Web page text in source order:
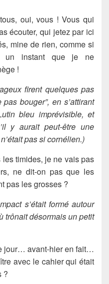
oui, vous ! Vous qui
écouter, qui jetez par ici
mine de rien, comme si
un instant que je ne
!
firent quelques pas
bouger”, en s’attirant
bleu imprévisible, et
y aurait peut-être une
pas si cornélien.)
les timides, je ne vais pas
ne dit-on pas que les
pas les grosses ?
s’était formé autour
trônait désormais un petit
jour… avant-hier en fait…
avec le cahier qui était
?